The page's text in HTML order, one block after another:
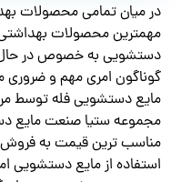
در میان تمامی محصولات
مهمترین محصولات
دستشویی به خصوص در حال
گوناگون امری مهم و
مایع دستشویی فله توسط
مجموعه ستیا صنعت مایع
مناسب ترین قیمت به
استفاده از مایع دستشویی